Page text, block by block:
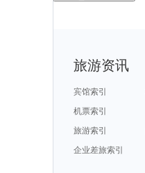
旅游资讯
宾馆索引
机票索引
旅游索引
企业差旅索引